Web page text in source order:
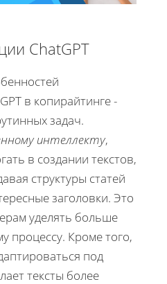
ChatGPT
в копирайтинге -
задач.
интеллекту,
в создании текстов,
структуры статей
заголовки. Это
уделять больше
процессу. Кроме того,
под
тексты более